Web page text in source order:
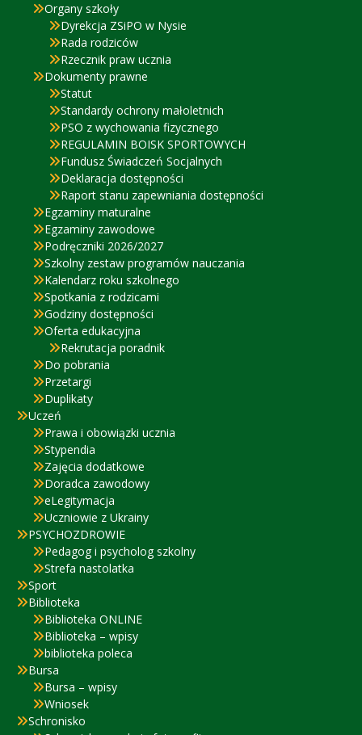
Organy szkoły
Dyrekcja ZSiPO w Nysie
Rada rodziców
Rzecznik praw ucznia
Dokumenty prawne
Statut
Standardy ochrony małoletnich
PSO z wychowania fizycznego
REGULAMIN BOISK SPORTOWYCH
Fundusz Świadczeń Socjalnych
Deklaracja dostępności
Raport stanu zapewniania dostępności
Egzaminy maturalne
Egzaminy zawodowe
Podręczniki 2026/2027
Szkolny zestaw programów nauczania
Kalendarz roku szkolnego
Spotkania z rodzicami
Godziny dostępności
Oferta edukacyjna
Rekrutacja poradnik
Do pobrania
Przetargi
Duplikaty
Uczeń
Prawa i obowiązki ucznia
Stypendia
Zajęcia dodatkowe
Doradca zawodowy
eLegitymacja
Uczniowie z Ukrainy
PSYCHOZDROWIE
Pedagog i psycholog szkolny
Strefa nastolatka
Sport
Biblioteka
Biblioteka ONLINE
Biblioteka – wpisy
biblioteka poleca
Bursa
Bursa – wpisy
Wniosek
Schronisko